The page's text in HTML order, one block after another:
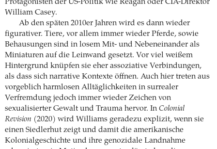
Protagonisten der US-Politik wie Reagan oder CIA-Direktor
William Casey.
Ab den späten 2010er Jahren wird es dann wieder
figurativer. Tiere, vor allem immer wieder Pferde, sowie
Behausungen sind in losem Mit- und Nebeneinander als
Miniaturen auf die Leinwand gesetzt. Vor viel weißem
Hintergrund knüpfen sie eher assoziative Verbindungen,
als dass sich narrative Kontexte öffnen. Auch hier treten aus
vorgeblich harmlosen Alltäglichkeiten in surrealer
Verfremdung jedoch immer wieder Zeichen von
sexualisierter Gewalt und Trauma hervor. In Colonial
Revision (2020) wird Williams geradezu explizit, wenn sie
einen Siedlerhut zeigt und damit die amerikanische
Kolonialgeschichte und ihre genozidale Landnahme